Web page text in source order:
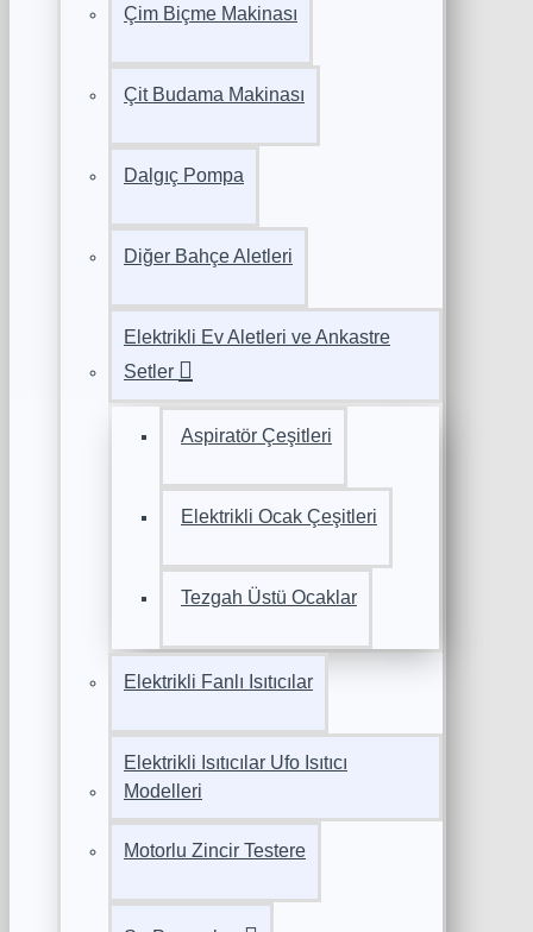
Çim Biçme Makinası
Çit Budama Makinası
Dalgıç Pompa
Diğer Bahçe Aletleri
Elektrikli Ev Aletleri ve Ankastre
Setler
Aspiratör Çeşitleri
Elektrikli Ocak Çeşitleri
Tezgah Üstü Ocaklar
Elektrikli Fanlı Isıtıcılar
Elektrikli Isıtıcılar Ufo Isıtıcı
Modelleri
Motorlu Zincir Testere